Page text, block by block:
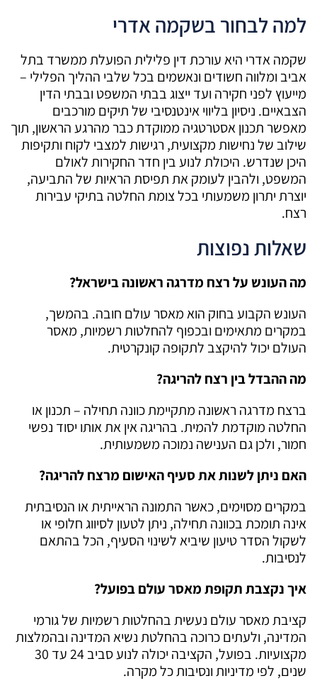
למה לבחור בשקמה אדרי
שקמה אדרי היא עורכת דין פלילית הפועלת ממשרד בתל
אביב ומלווה חשודים ונאשמים בכל שלבי ההליך הפלילי –
מייעוץ לפני חקירה ועד ייצוג בבתי המשפט ובבתי הדין
הצבאיים. ניסיון בליווי אינטנסיבי של תיקים מורכבים
מאפשר תכנון אסטרטגיה ממוקדת כבר מהרגע הראשון, תוך
שילוב של נחישות מקצועית, רגישות למצבי לקוח ותקיפות
היכן שנדרש. היכולת לנוע בין חדר החקירות לאולם
המשפט, ולהבין לעומק את תפיסת הראיות של התביעה,
יוצרת יתרון משמעותי בכל צומת החלטה בתיקי עבירות
רצח.
שאלות נפוצות
מה העונש על רצח מדרגה ראשונה בישראל?
העונש הקבוע בחוק הוא מאסר עולם חובה. בהמשך,
במקרים מתאימים ובכפוף להחלטות רשמיות, מאסר
העולם יכול להיקצב לתקופה קונקרטית.
מה ההבדל בין רצח להריגה?
ברצח מדרגה ראשונה מתקיימת כוונה תחילה – תכנון או
החלטה מוקדמת להמית. בהריגה אין את אותו יסוד נפשי
חמור, ולכן גם הענישה נמוכה משמעותית.
האם ניתן לשנות את סעיף האישום מרצח להריגה?
במקרים מסוימים, כאשר התמונה הראייתית או הנסיבתית
אינה תומכת בכוונה תחילה, ניתן לטעון לסיווג חלופי או
לשקול הסדר טיעון שיביא לשינוי הסעיף, הכל בהתאם
לנסיבות.
איך נקצבת תקופת מאסר עולם בפועל?
קציבת מאסר עולם נעשית בהחלטות רשמיות של גורמי
המדינה, ולעתים כרוכה בהחלטת נשיא המדינה ובהמלצות
מקצועיות. בפועל, הקציבה יכולה לנוע סביב 24 עד 30
שנים, לפי מדיניות ונסיבות כל מקרה.